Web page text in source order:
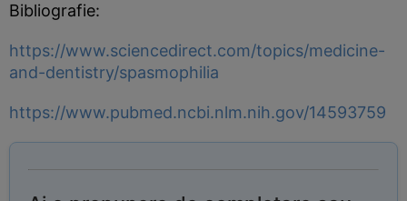
Bibliografie:
https://www.sciencedirect.com/topics/medicine-
and-dentistry/spasmophilia
https://www.pubmed.ncbi.nlm.nih.gov/14593759